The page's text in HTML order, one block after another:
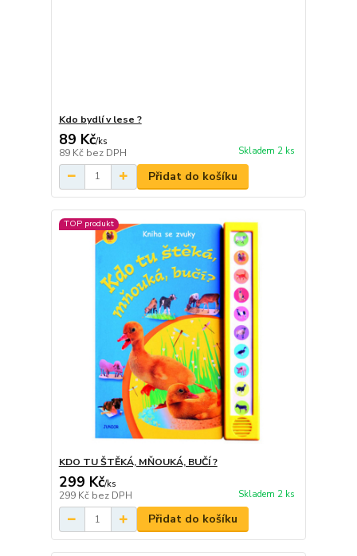
Kdo bydlí v lese ?
89 Kč/ks
89 Kč bez DPH Skladem 2 ks
Přidat do košíku
TOP produkt
KDO TU ŠTĚKÁ, MŇOUKÁ, BUČÍ ?
299 Kč/ks
299 Kč bez DPH Skladem 2 ks
Přidat do košíku